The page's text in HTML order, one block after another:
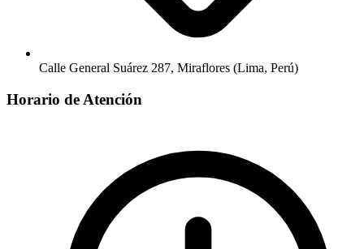
Calle General Suárez 287, Miraflores (Lima, Perú)
Horario de Atención